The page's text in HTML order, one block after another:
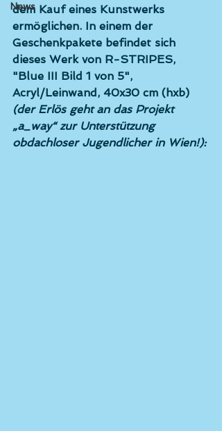
News
dem Kauf eines Kunstwerks
ermöglichen. In einem der
Geschenkpakete befindet sich
dieses Werk von R-STRIPES,
"Blue III Bild 1 von 5",
Acryl/Leinwand, 40x30 cm (hxb)
(der Erlös geht an das Projekt
„a_way“ zur Unterstützung
obdachloser Jugendlicher in Wien!):